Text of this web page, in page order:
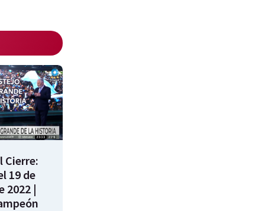
Cierre:
19 de
2022 |